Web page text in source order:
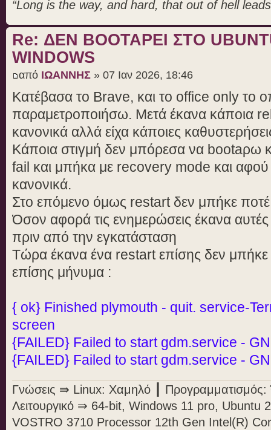
“Long is the way, and hard, that out of hell
Re: ΔΕΝ BOOTAΡΕΙ ΣΤΟ
WINDOWS
από ΙΩΑΝΝΗΣ » 07 Ιαν 2026, 18:46
Κατέβασα το Brave, και το office only το
παραμετροποιήσω. Μετά έκανα κάποια
κανονικά αλλά είχα κάποιες
Κάποια στιγμή δεν μπόρεσα να bootaρω
fail και μπήκα με recovery mode και
κανονικά.
Στο επόμενο όμως restart δεν μπήκε
Όσον αφορά τις ενημερώσεις έκανα
πριν από την εγκατάσταση
Tώρα έκανα ένα restart επίσης δεν
επίσης μήνυμα :
{ ok} Finished plymouth - quit. service-
screen
{FAILED} Failed to start gdm.service -
{FAILED} Failed to start gdm.service -
Γνώσεις ⇛ Linux: Χαμηλό ┃ Προγραμματισμός:
Λειτουργικό ⇛ 64-bit, Windows 11 pro, Ubuntu
VOSTRO 3710 Processor 12th Gen Intel(R)